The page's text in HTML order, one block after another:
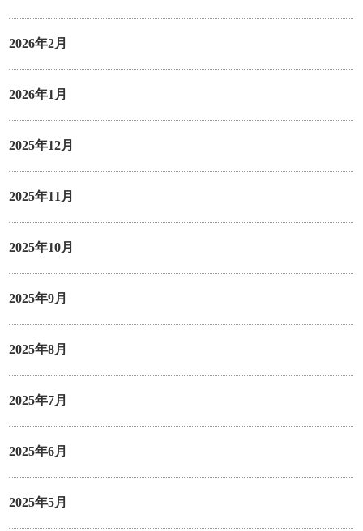
2026年2月
2026年1月
2025年12月
2025年11月
2025年10月
2025年9月
2025年8月
2025年7月
2025年6月
2025年5月